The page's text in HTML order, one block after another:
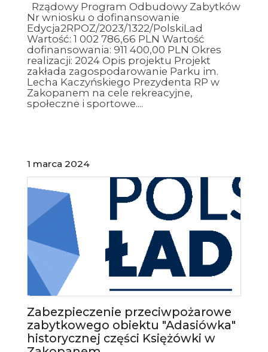
Rządowy Program Odbudowy Zabytków
Nr wniosku o dofinansowanie
Edycja2RPOZ/2023/1322/PolskiLad
Wartość: 1 002 786,66 PLN Wartość
dofinansowania: 911 400,00 PLN Okres
realizacji: 2024 Opis projektu Projekt
zakłada zagospodarowanie Parku im.
Lecha Kaczyńskiego Prezydenta RP w
Zakopanem na cele rekreacyjne,
społeczne i sportowe....
1 marca 2024
Zabezpieczenie przeciwpożarowe
zabytkowego obiektu "Adasiówka"
historycznej części Księżówki w